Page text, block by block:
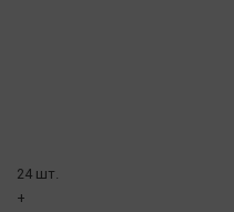
24 шт.
+